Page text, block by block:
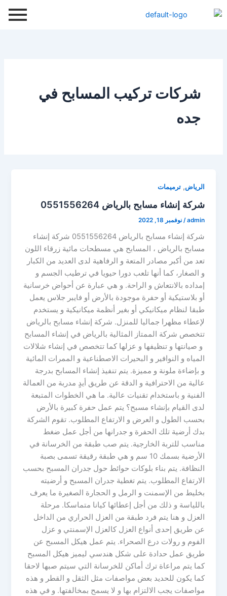
إلى
شركات تركيب المسابح في
جده
الرياض,ترميمات
شركة إنشاء مسابح بالرياض 0551556264
admin
/نوفمبر 18, 2022
شركة إنشاء مسابح بالرياض 0551556264 شركة إنشاء
مسابح بالرياض ، المسابح هي مسطحات مائية زرقاء اللون
تعد من أكبر مصادر المتعة و الرفاهية لدى العديد من الكبار
و الصغار، كما أنها تلعب دورا حيويا في ترطيب الجسم و
إمداده بالانتعاش و الراحة. و هي عبارة عن أحواض خرسانية
أو بلاستيكية أو حفرة موجودة بالأرض أو فايبر جلاس يعمل
طبقا لنظام ميكانيكي أو بغير أنظمة ميكانيكية و يستخدم
لإعطاء مظهرا جماليا للمنزل. شركة إنشاء مسابح بالرياض
تتخصص شركة الممتاز المثالية بالرياض في إنشاء المسابح
و صيانتها و تنظيفها و عزلها كما تتخصص في إنشاء شلالات
المياه و النوافير و البحيرات الاصطناعية و الممرات المائية
و بإضاءة ملونة و مميزة. يتم تنفيذ إنشاء المسابح بدرجة
عالية من الاحترافية و الدقة عن طريق أيدٍ مدربة من العمالة
الفنية و باستخدام تقنيات عالية. ما هي الخطوات المتبعة
لدى القيام بإنشاء مسبح؟ يتم عمل حفرة كبيرة بالأرض
بحسب الطول و العرض و الارتفاع المطلوب. تقوم الشركة
بدك أرضية تلك الحفرة و جدرانها من أجل عمل ضغط
مناسب للتربة الخارجية. يتم صب طبقة من الخرسانة في
الأرضية بسمك 10 سم و هي طبقة رقيقة تسمى بصبة
النظافة. يتم بناء بلوكات حوائط حول جدران المسبح بحسب
الارتفاع المطلوب. يتم تغطية جدران المسبح و أرضيته
بخليط من الإسمنت و الرمل و الحجارة الصغيرة ما يعرف
باللياسة و ذلك من أجل إعطائها كيانا متماسكا. مرحلة
العزل و هنا يتم فرد طبقة من العزل الحراري من الداخل
عن طريق إحدى أنواع العزل كالعزل الإسمنتي و عزل
الفوم و رولات درع الصحراء. يتم عمل هيكل المسبح عن
طريق عمل حدادة على شكل هندسي ليميز هيكل المسبح
كما يتم مراعاة ترك أماكن للخرسانة التي سيتم صبها لاحقا
كما يكون للحديد بعض مواصفات مثل الثقل و القطر و هذه
مواصفات يجب الالتزام بها و لا يسمح بمخالفتها. و في هذه